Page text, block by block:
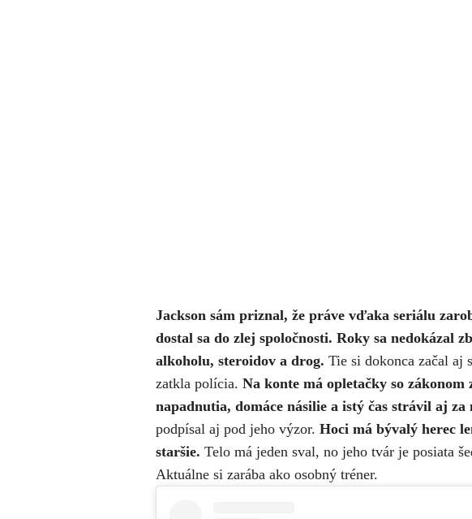
Jackson sám priznal, že práve vďaka seriálu
dostal sa do zlej spoločnosti. Roky sa nedokázal
alkoholu, steroidov a drog. Tie si dokonca začal aj
zatkla polícia. Na konte má opletačky so
napadnutia, domáce násilie a istý čas strávil aj za
podpísal aj pod jeho výzor. Hoci má bývalý herec
staršie. Telo má jeden sval, no jeho tvár je posiata
Aktuálne si zarába ako osobný tréner.